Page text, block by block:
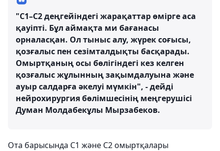
"С1–С2 деңгейіндегі жарақаттар өмірге аса
қауіпті. Бұл аймақта ми бағанасы
орналасқан. Ол тыныс алу, жүрек соғысы,
қозғалыс пен сезімталдықты басқарады.
Омыртқаның осы бөлігіндегі кез келген
қозғалыс жұлынның зақымдалуына және
ауыр салдарға әкелуі мүмкін", - дейді
нейрохирургия бөлімшесінің меңгерушісі
Думан Молдабекұлы Мырзабеков.
Ота барысында С1 және С2 омыртқалары